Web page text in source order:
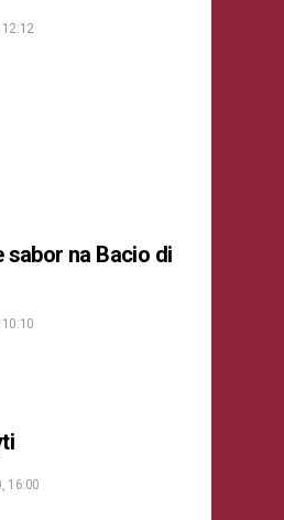
sabor na Bacio di
16:00